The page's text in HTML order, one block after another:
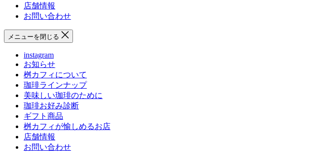
店舗情報
お問い合わせ
メニューを閉じる
instagram
お知らせ
桝カフィについて
珈琲ラインナップ
美味しい珈琲のために
珈琲お好み診断
ギフト商品
桝カフィが愉しめるお店
店舗情報
お問い合わせ